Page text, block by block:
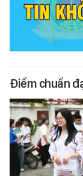
Điểm chuẩn